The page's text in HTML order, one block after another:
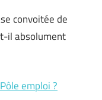
convoitée de
il absolument
emploi ?